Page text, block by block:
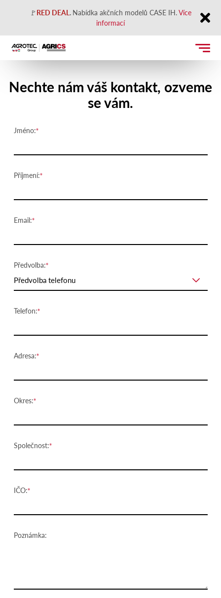
🚩RED DEAL. Nabídka akčních modelů CASE IH.Více
informací
Close
Nechte nám váš kontakt, ozveme
se vám.
Jméno:
Příjmení:
Email:
Předvolba:
Předvolba telefonu
Telefon:
Adresa:
Okres:
Společnost:
IČO:
Poznámka: